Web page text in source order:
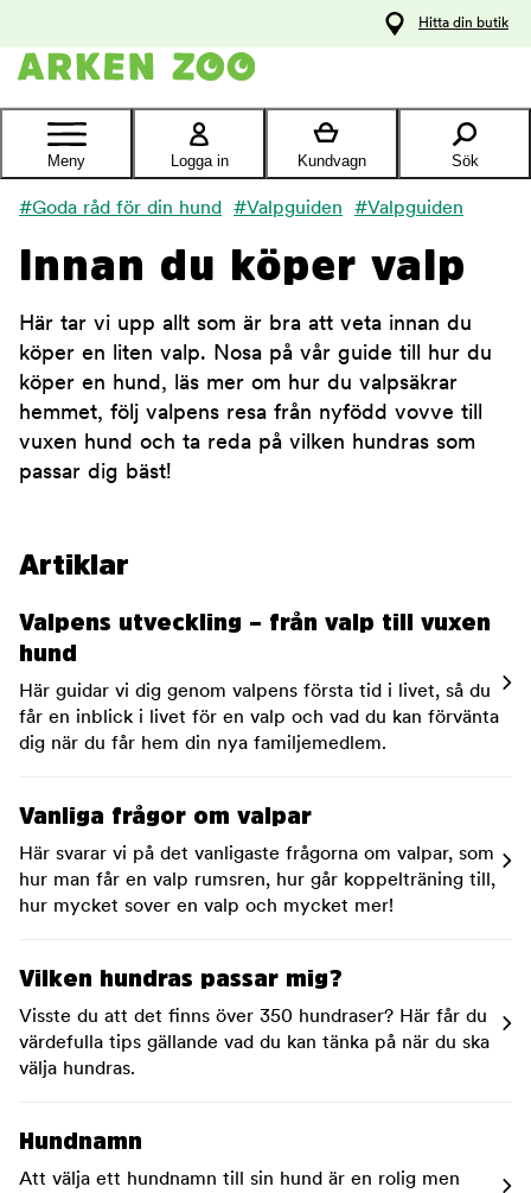
Kontakta
Hitta din butik
Meny Logga in Kundvagn Sök
#Goda råd för din hund #Valpguiden #Valpguiden
Innan du köper valp
Här tar vi upp allt som är bra att veta innan du
köper en liten valp. Nosa på vår guide till hur du
köper en hund, läs mer om hur du valpsäkrar
hemmet, följ valpens resa från nyfödd vovve till
vuxen hund och ta reda på vilken hundras som
passar dig bäst!
Artiklar
Valpens utveckling – från valp till vuxen
hund
Här guidar vi dig genom valpens första tid i livet, så du
får en inblick i livet för en valp och vad du kan förvänta
dig när du får hem din nya familjemedlem.
Vanliga frågor om valpar
Här svarar vi på det vanligaste frågorna om valpar, som
hur man får en valp rumsren, hur går koppelträning till,
hur mycket sover en valp och mycket mer!
Vilken hundras passar mig?
Visste du att det finns över 350 hundraser? Här får du
värdefulla tips gällande vad du kan tänka på när du ska
välja hundras.
Hundnamn
Att välja ett hundnamn till sin hund är en rolig men